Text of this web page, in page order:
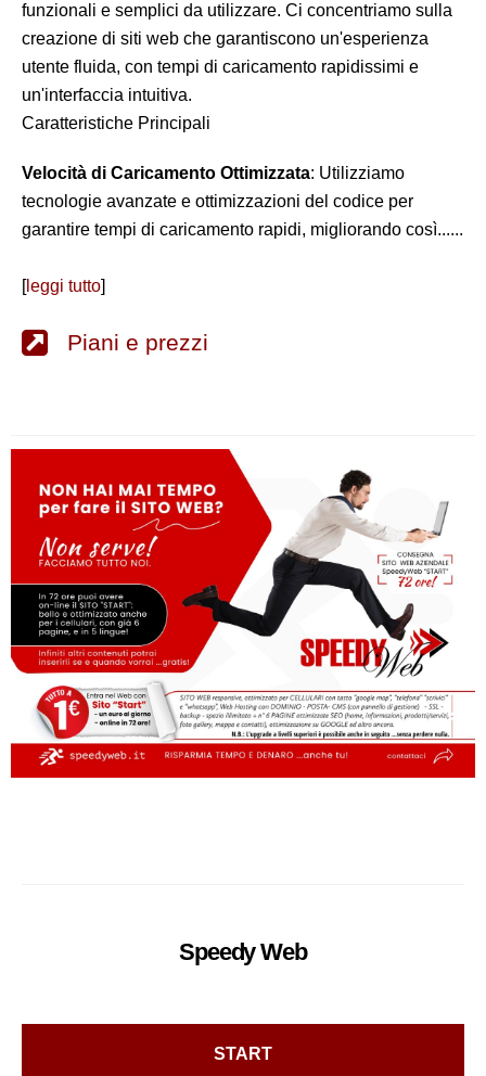
funzionali e semplici da utilizzare. Ci concentriamo sulla
creazione di siti web che garantiscono un'esperienza
utente fluida, con tempi di caricamento rapidissimi e
un'interfaccia intuitiva.
Caratteristiche Principali
Velocità di Caricamento Ottimizzata: Utilizziamo
tecnologie avanzate e ottimizzazioni del codice per
garantire tempi di caricamento rapidi, migliorando così......
[leggi tutto]
Piani e prezzi
SpeedyWeb
START